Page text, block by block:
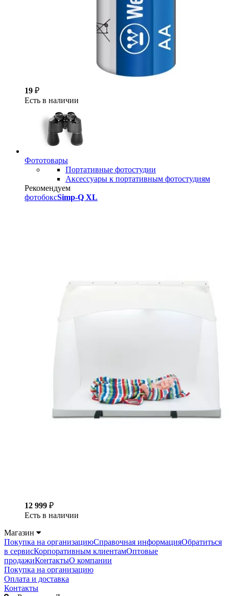
19 ₽
Есть в наличии
Фототовары
Портативные фотостудии
Аксессуары к портативным фотостудиям
Рекомендуем
фотобоксSimp-Q XL
12 999 ₽
Есть в наличии
Магазин
Покупка на организациюСправочная информацияОбратиться
в сервисКорпоративным клиентамОптовые
продажиКонтактыО компании
Покупка на организацию
Оплата и доставка
Контакты